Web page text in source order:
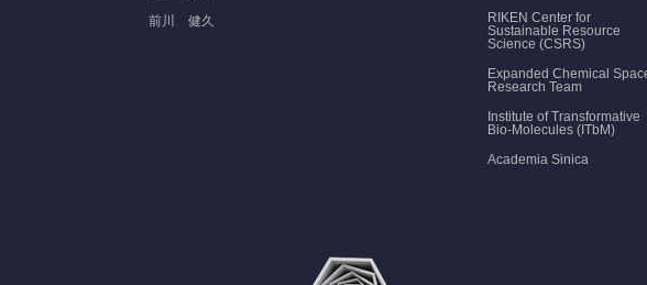
前川 健久
RIKEN Center for
Sustainable Resource
Science (CSRS)
Expanded Chemical
Research Team
Institute of Transformative
Bio-Molecules (ITbM)
Academia Sinica